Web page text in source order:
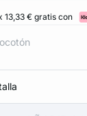
13,33 € gratis con